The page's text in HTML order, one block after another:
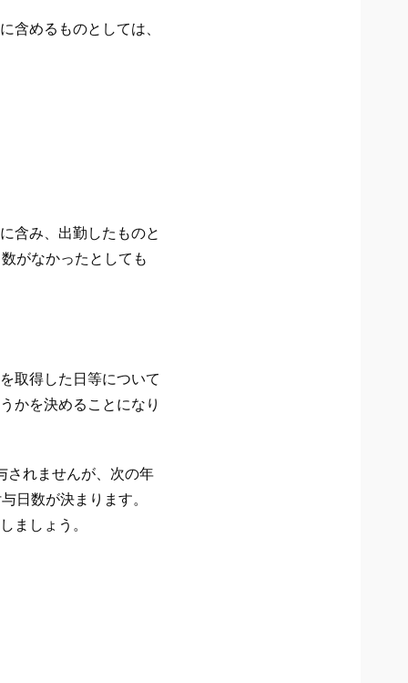
めるものとしては、
含み、出勤したものと
がなかったとしても
取得した日等について
かを決めることになり
れませんが、次の年
日数が決まります。
ましょう。